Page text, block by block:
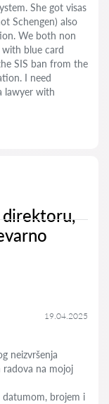
She got visas
Schengen) also
We both non
with blue card
SIS ban from the
I need
lawyer with
19.04.2025
neizvršenja
radova na mojoj
datumom, brojem i